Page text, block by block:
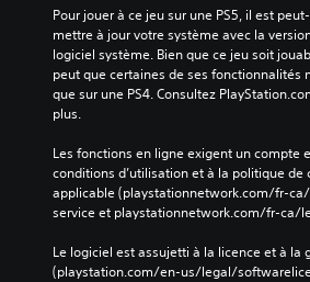
Pour jouer à ce jeu sur une PS5, il est
mettre à jour votre système avec la
logiciel système. Bien que ce jeu soit
peut que certaines de ses fonctionnalités
que sur une PS4. Consultez
plus.
Les fonctions en ligne exigent un compte
conditions d’utilisation et à la politique
applicable (playstationnetwork.com/fr-
service et playstationnetwork.com/fr-ca/
Le logiciel est assujetti à la licence et à la
(playstation.com/en-us/legal/